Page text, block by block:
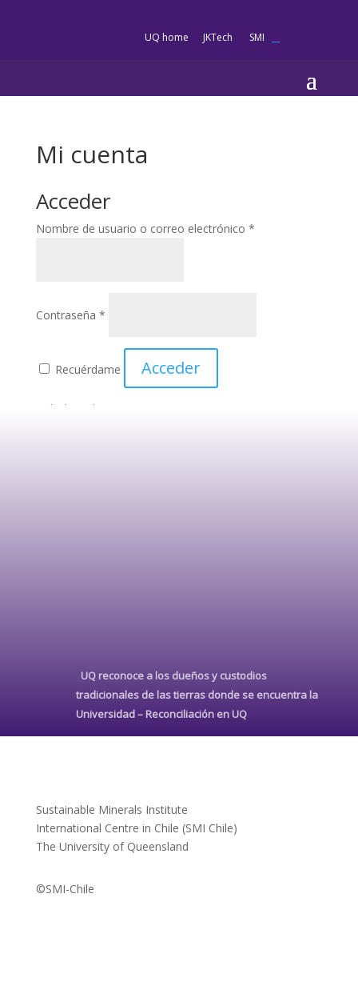
UQ home JKTech SMI
Mi cuenta
Acceder
Nombre de usuario o correo electrónico *Obligatorio
Contraseña *
Recuérdame Acceder
¿Olvidaste la contraseña?
UQ reconoce a los dueños y custodios
tradicionales de las tierras donde se encuentra la
Universidad – Reconciliación en UQ
Sustainable Minerals Institute
International Centre in Chile (SMI Chile)
The University of Queensland
©SMI-Chile